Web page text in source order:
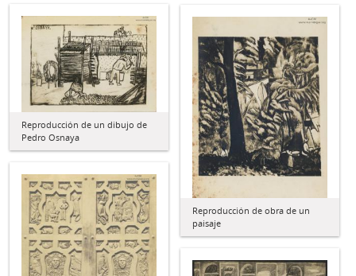
Reproducción de un dibujo de
Pedro Osnaya
Reproducción de obra de un
paisaje